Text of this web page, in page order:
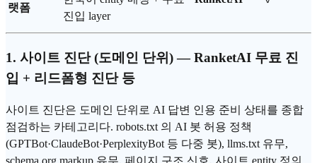
랫폼
진입 layer
1. 사이트 진단 (도메인 단위) — RanketAI 무료 진
입 + 리드폼형 진단 등
사이트 진단은 도메인 단위로 AI 답변 인용 준비 상태를 종합
점검하는 카테고리다. robots.txt 의 AI 봇 허용 정책
(GPTBot·ClaudeBot·PerplexityBot 등 다중 봇), llms.txt 유무,
schema.org markup 유무, 페이지 구조 신호, 사이트 entity 정의